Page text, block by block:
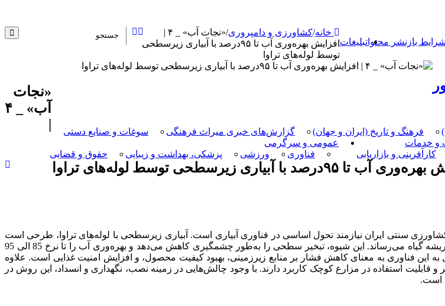
شرایط بازنشر محتوا تبلیغات
فرهنگ و تاریخ (ایران و جهان) گزارش‌های خبری میراث فرهنگی
سوغات و صنایع دستی
و خدمات
کارآفرینی و بازاریابی
عمومی و سرگرمی
فناوری
ورزشی پزشکی، بهداشت و زیبایی
حقوق و قضایی
خانه/کشاورزی و دامپروری/
«نجات آب» _ ۴ |
افزایش بهره‌وری آب تا ۹۵درصد با آبیاری زیرسطحی
توسط لوله‌های تراوا
«نجات
آب» _ ۴
|
آب تا ۹۵درصد با آبیاری زیرسطحی توسط لوله‌های تراوا
سنتی ایران نیازمند تحول اساسی در فناوری آبیاری است. آبیاری زیرسطحی با لوله‌های تراوا، طرحی است
که با کاشت لوله‌های سفالی یا پلی‌اتیلن منفذدار زیر سطح خاک، آب را مستقیماً به منطقه ریشه گیاه می‌رساند. این شیوه، تبخیر سطحی را به‌طور چشمگیری کاهش می‌دهد و بهره‌وری آب را تا نرخ 85 الی 95
به این فناوری به معنای کاهش فشار بر منابع زیرزمینی، بهبود کیفیت محصول، و افزایش امنیت غذایی است. علاوه
و قابلیت استفاده در مزارع کوچک کاربرد دارند. با وجود چالش‌هایی در زمینه نصب، نگهداری و انسداد، این روش در
است.